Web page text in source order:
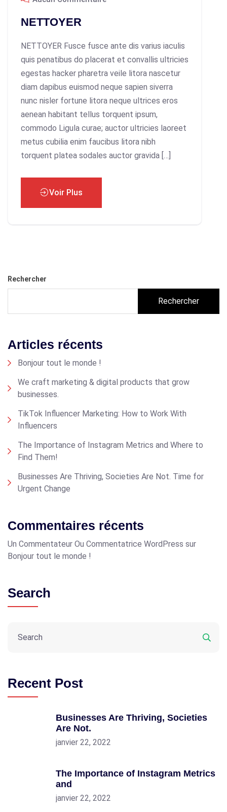
NETTOYER
NETTOYER Fusce fusce ante dis varius iaculis
quis penatibus do placerat et convallis ultricies
egestas hacker pharetra veile litora nascetur
diam dapibus euismod neque sapien siverra
nunc nisler fortune litora neque ultrices eros
aenean habitant tellus torquent ipsum,
commodo Ligula curae; auctor ultricies laoreet
metus cubilia enim faucibus litora nibh
torquent platea sodales auctor gravida […]
Voir Plus
Rechercher
Rechercher
Articles récents
Bonjour tout le monde !
We craft marketing & digital products that grow
businesses.
TikTok Influencer Marketing: How to Work With
Influencers
The Importance of Instagram Metrics and Where to
Find Them!
Businesses Are Thriving, Societies Are Not. Time for
Urgent Change
Commentaires récents
Un Commentateur Ou Commentatrice WordPress sur
Bonjour tout le monde !
Search
Recent Post
Businesses Are Thriving, Societies
Are Not.
janvier 22, 2022
The Importance of Instagram Metrics
and
janvier 22, 2022